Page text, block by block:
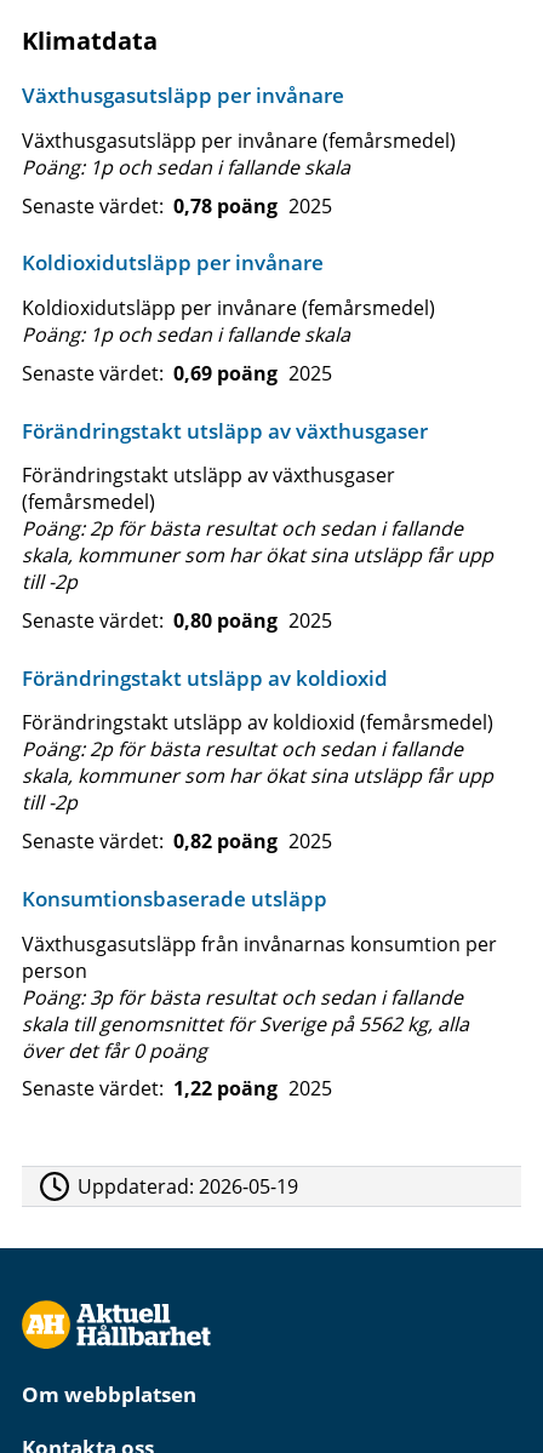
Klimatdata
Växthusgasutsläpp per invånare
Växthusgasutsläpp per invånare (femårsmedel)
Poäng: 1p och sedan i fallande skala
Senaste värdet: 0,78 poäng 2025
Koldioxidutsläpp per invånare
Koldioxidutsläpp per invånare (femårsmedel)
Poäng: 1p och sedan i fallande skala
Senaste värdet: 0,69 poäng 2025
Förändringstakt utsläpp av växthusgaser
Förändringstakt utsläpp av växthusgaser
(femårsmedel)
Poäng: 2p för bästa resultat och sedan i fallande
skala, kommuner som har ökat sina utsläpp får upp
till -2p
Senaste värdet: 0,80 poäng 2025
Förändringstakt utsläpp av koldioxid
Förändringstakt utsläpp av koldioxid (femårsmedel)
Poäng: 2p för bästa resultat och sedan i fallande
skala, kommuner som har ökat sina utsläpp får upp
till -2p
Senaste värdet: 0,82 poäng 2025
Konsumtionsbaserade utsläpp
Växthusgasutsläpp från invånarnas konsumtion per
person
Poäng: 3p för bästa resultat och sedan i fallande
skala till genomsnittet för Sverige på 5562 kg, alla
över det får 0 poäng
Senaste värdet: 1,22 poäng 2025
Uppdaterad:2026-05-19
Om webbplatsen
Kontakta oss